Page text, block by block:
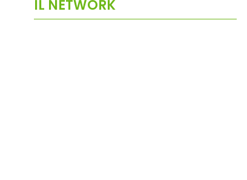
IL NETWORK